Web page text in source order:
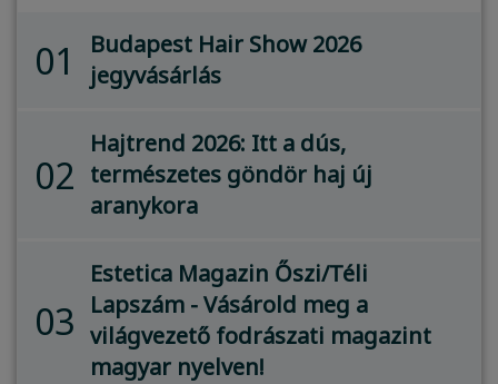
01
Budapest Hair Show 2026
jegyvásárlás
02
Hajtrend 2026: Itt a dús,
természetes göndör haj új
aranykora
03
Estetica Magazin Őszi/Téli
Lapszám - Vásárold meg a
világvezető fodrászati magazint
magyar nyelven!